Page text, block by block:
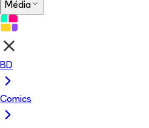
Média
BD
Comics